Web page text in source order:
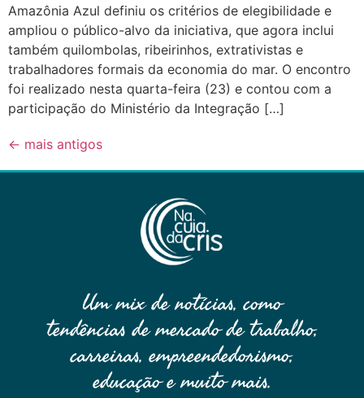
Amazônia Azul definiu os critérios de elegibilidade e
ampliou o público-alvo da iniciativa, que agora inclui
também quilombolas, ribeirinhos, extrativistas e
trabalhadores formais da economia do mar. O encontro
foi realizado nesta quarta-feira (23) e contou com a
participação do Ministério da Integração […]
← mais antigos
Um mix de notícias, como
tendências de mercado de trabalho,
carreiras, empreendedorismo,
educação e muito mais.